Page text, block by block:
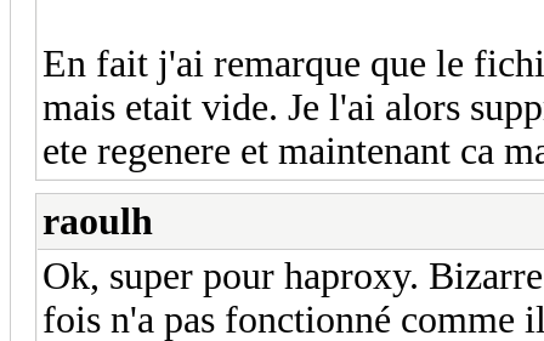
En fait j'ai remarque que le
mais etait vide. Je l'ai alors
ete regenere et maintenant ca
raoulh
Ok, super pour haproxy.
fois n'a pas fonctionné comme